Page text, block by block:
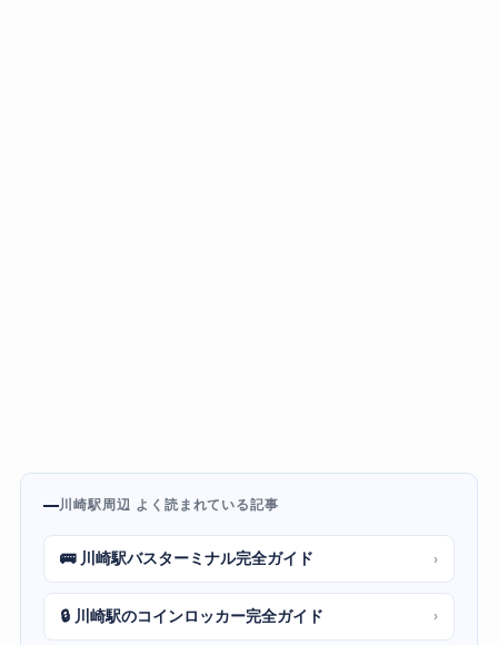
川崎駅周辺 よく読まれている記事
🚌 川崎駅バスターミナル完全ガイド ›
🔒 川崎駅のコインロッカー完全ガイド ›